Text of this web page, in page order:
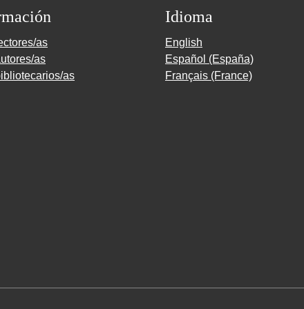
as
as
as
Idioma
English
Español (España)
Français (France)